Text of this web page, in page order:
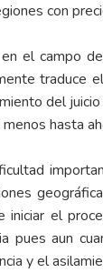
con
el campo
traduce
del
hasta
iniciar el
pues aun
y el